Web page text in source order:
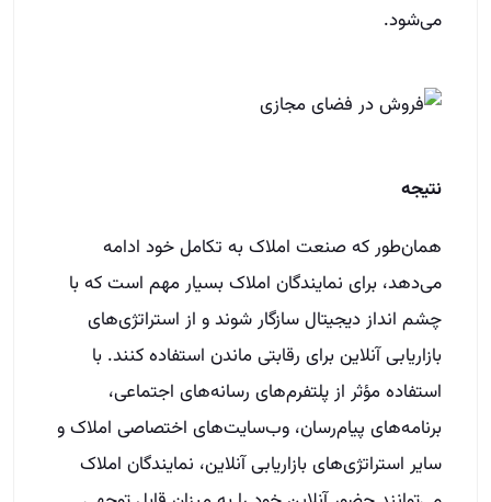
می‌شود.
نتیجه
همان‌طور که صنعت املاک به تکامل خود ادامه
می‌دهد، برای نمایندگان املاک بسیار مهم است که با
چشم انداز دیجیتال سازگار شوند و از استراتژی‌های
بازاریابی آنلاین برای رقابتی ماندن استفاده کنند. با
استفاده مؤثر از پلتفرم‌های رسانه‌های اجتماعی،
برنامه‌های پیام‌رسان، وب‌سایت‌های اختصاصی املاک و
سایر استراتژی‌های بازاریابی آنلاین، نمایندگان املاک